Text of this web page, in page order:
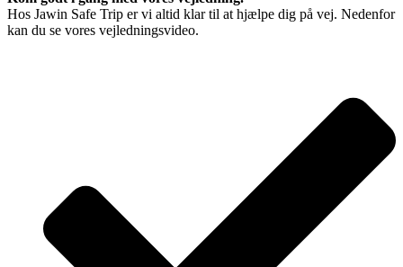
Hos Jawin Safe Trip er vi altid klar til at hjælpe dig på vej. Nedenfor
kan du se vores vejledningsvideo.